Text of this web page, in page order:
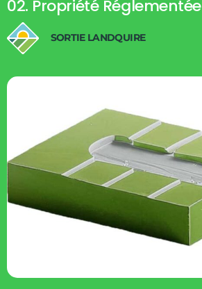
02. Propriété Réglementée
SORTIE LANDQUIRE